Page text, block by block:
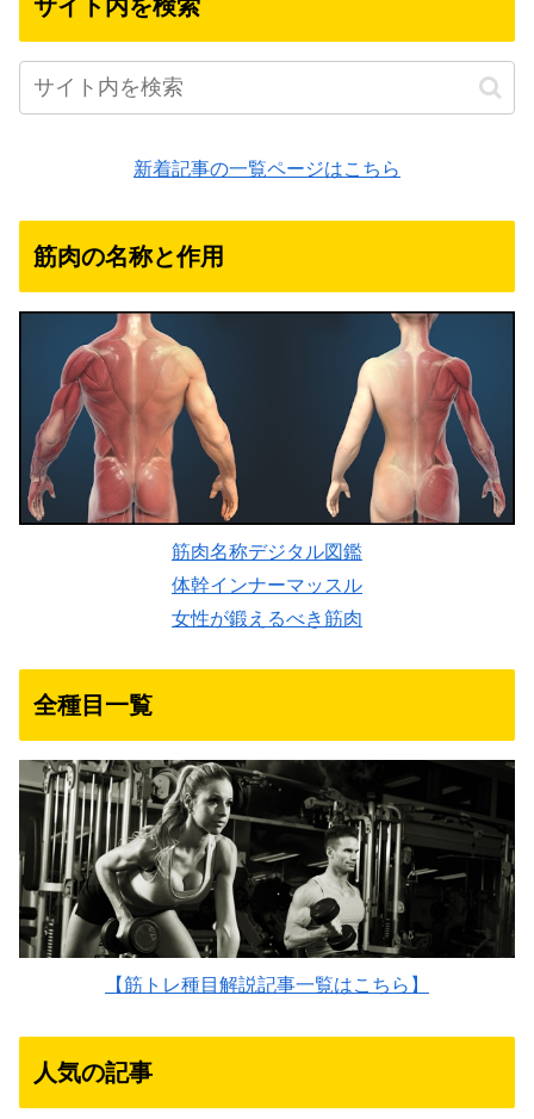
サイト内を検索
新着記事の一覧ページはこちら
筋肉の名称と作用
筋肉名称デジタル図鑑
体幹インナーマッスル
女性が鍛えるべき筋肉
全種目一覧
【筋トレ種目解説記事一覧はこちら】
人気の記事